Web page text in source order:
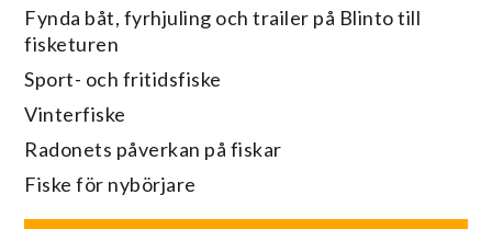
Fynda båt, fyrhjuling och trailer på Blinto till
fisketuren
Sport- och fritidsfiske
Vinterfiske
Radonets påverkan på fiskar
Fiske för nybörjare